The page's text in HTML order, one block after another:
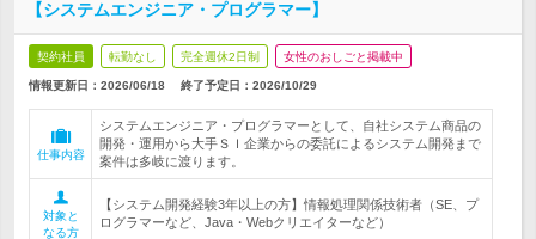
【システムエンジニア・プログラマー】
契約社員 転勤なし 完全週休2日制 女性のおしごと掲載中
情報更新日：2026/06/18 終了予定日： 2026/10/29
仕事内容
システムエンジニア・プログラマーとして、自社システム商品の
開発・運用から大手ＳＩ企業からの委託によるシステム開発まで
案件は多岐に渡ります。
対象と
なる方
【システム開発経験3年以上の方】情報処理関係技術者（SE、プ
ログラマーなど、Java・Webクリエイターなど）